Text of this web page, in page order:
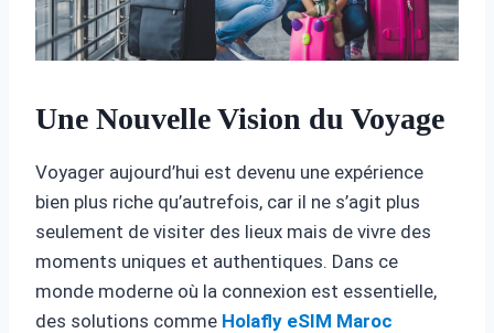
Une Nouvelle Vision du Voyage
Voyager aujourd’hui est devenu une expérience
bien plus riche qu’autrefois, car il ne s’agit plus
seulement de visiter des lieux mais de vivre des
moments uniques et authentiques. Dans ce
monde moderne où la connexion est essentielle,
des solutions comme Holafly eSIM Maroc